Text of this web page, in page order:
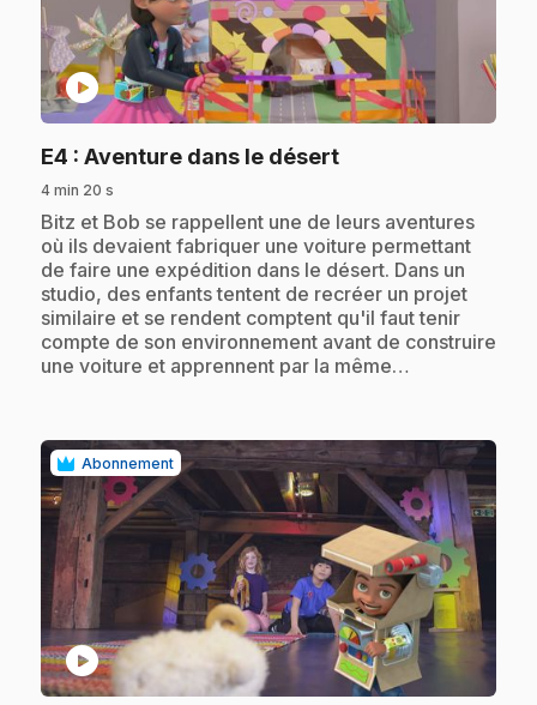
play_circle
E4 : Aventure dans le désert.
4 min 20 s
.Bitz et Bob se rappellent une de leurs aventures
où ils devaient fabriquer une voiture permettant
de faire une expédition dans le désert. Dans un
studio, des enfants tentent de recréer un projet
similaire et se rendent comptent qu'il faut tenir
compte de son environnement avant de construire
une voiture et apprennent par la même…
Abonnement
play_circle